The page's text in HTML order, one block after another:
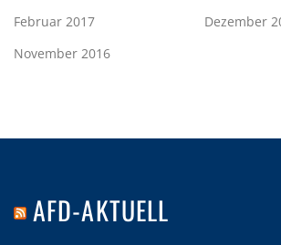
Februar 2017
Dezember
November 2016
AFD-AKTUELL